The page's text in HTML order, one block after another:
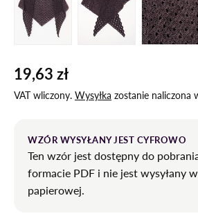
19,63 zł
VAT wliczony. Wysyłka zostanie naliczona
WZÓR WYSYŁANY JEST CYFROWO
Ten wzór jest dostępny do
formacie PDF i nie jest wysyłany
papierowej.